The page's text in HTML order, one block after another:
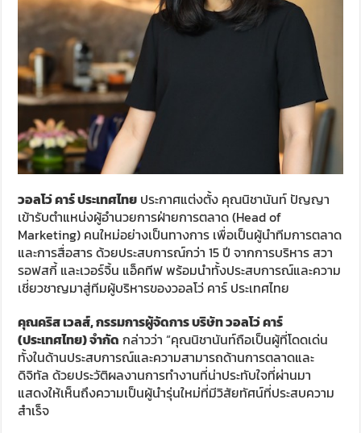
วอลโว่ คาร์ ประเทศไทย ประกาศแต่งตั้ง คุณนิชานันท์ ปัญญา
เข้ารับตำแหน่งผู้อำนวยการฝ่ายการตลาด (Head of
Marketing) คนใหม่อย่างเป็นทางการ เพื่อเป็นผู้นำทีมการตลาด
และการสื่อสาร ด้วยประสบการณ์กว่า 15 ปี จากการบริหาร สวา
รอฟสกี้ และเวอร์จิ้น แอ็คทีฟ พร้อมนำทั้งประสบการณ์และความ
เชี่ยวชาญมาสู่ทีมผู้บริหารของวอลโว่ คาร์ ประเทศไทย
คุณคริส เวลส์,กรรมการผู้จัดการ บริษัท วอลโว่ คาร์
(ประเทศไทย) จำกัด กล่าวว่า “คุณนิชานันท์ถือเป็นผู้ที่โดดเด่น
ทั้งในด้านประสบการณ์และความสามารถด้านการตลาดและ
ดิจิทัล ด้วยประวัติผลงานการทำงานที่น่าประทับใจที่ผ่านมา
แสดงให้เห็นถึงความเป็นผู้นำรุ่นใหม่ที่มีวิสัยทัศน์ที่ประสบความ
สำเร็จ